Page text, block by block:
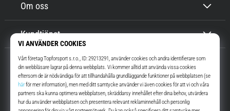
Top4Running.se
I mer än 16 år vi har vi motiverat dig att gå ut och springa. Snabbare. Med
Om oss
Kundtjänst